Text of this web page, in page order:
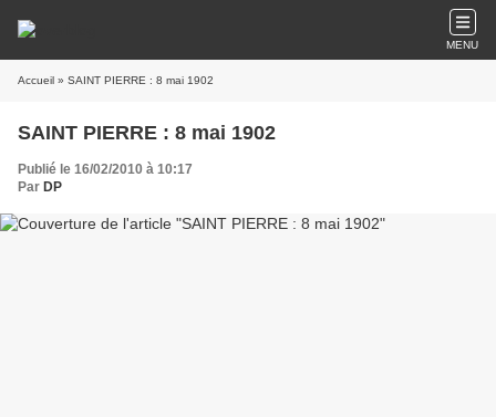
MENU
Accueil » SAINT PIERRE : 8 mai 1902
SAINT PIERRE : 8 mai 1902
Publié le 16/02/2010 à 10:17
Par DP